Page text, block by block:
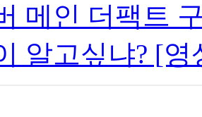
메인 더팩트
알고싶냐? [